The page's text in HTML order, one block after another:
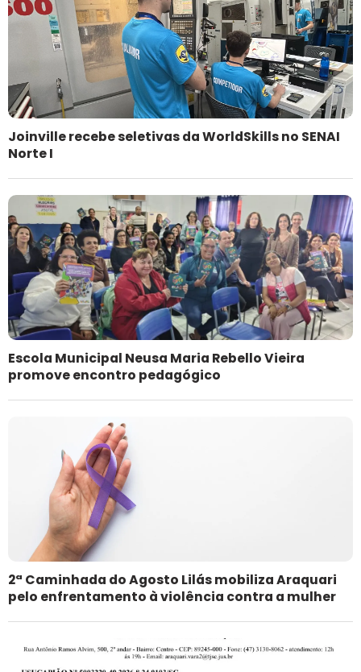
Joinville recebe seletivas da WorldSkills no SENAI
Norte I
Escola Municipal Neusa Maria Rebello Vieira
promove encontro pedagógico
2ª Caminhada do Agosto Lilás mobiliza Araquari
pelo enfrentamento à violência contra a mulher